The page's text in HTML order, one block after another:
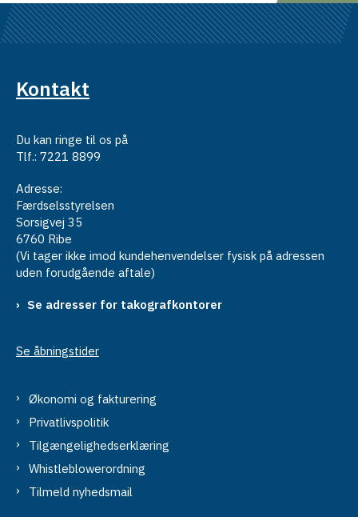
Kontakt
Du kan ringe til os på
Tlf.: 7221 8899
Adresse:
Færdselsstyrelsen
Sorsigvej 35
6760 Ribe
(Vi tager ikke imod kundehenvendelser fysisk på adressen
uden forudgående aftale)
Se adresser for takografkontorer
Se åbningstider
Økonomi og fakturering
Privatlivspolitik
Tilgængelighedserklæring
Whistleblowerordning
Tilmeld nyhedsmail